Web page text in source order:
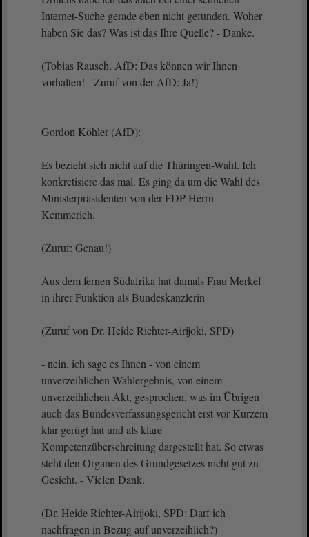
Internet-Suche gerade eben nicht gefunden. Woher
haben Sie das? Was ist das Ihre Quelle? - Danke.
(Tobias Rausch, AfD: Das können wir Ihnen
vorhalten! - Zuruf von der AfD: Ja!)
Gordon Köhler (AfD):
Es bezieht sich nicht auf die Thüringen-Wahl. Ich
konkretisiere das mal. Es ging da um die Wahl des
Ministerpräsidenten von der FDP Herrn
Kemmerich.
(Zuruf: Genau!)
Aus dem fernen Südafrika hat damals Frau Merkel
in ihrer Funktion als Bundeskanzlerin
(Zuruf von Dr. Heide Richter-Airijoki, SPD)
- nein, ich sage es Ihnen - von einem
unverzeihlichen Wahlergebnis, von einem
unverzeihlichen Akt, gesprochen, was im Übrigen
auch das Bundesverfassungsgericht erst vor Kurzem
klar gerügt hat und als klare
Kompetenzüberschreitung dargestellt hat. So etwas
steht den Organen des Grundgesetzes nicht gut zu
Gesicht. - Vielen Dank.
(Dr. Heide Richter-Airijoki, SPD: Darf ich
nachfragen in Bezug auf unverzeihlich?)